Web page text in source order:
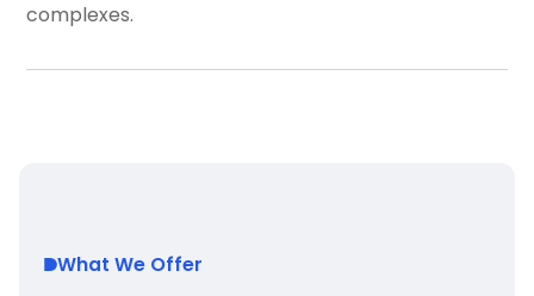
complexes.
What We Offer